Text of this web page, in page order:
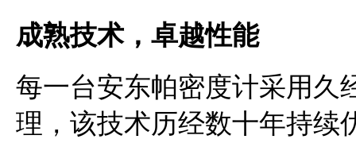
成熟技术，卓越性能
每一台安东帕密度计采用久
理，该技术历经数十年持续